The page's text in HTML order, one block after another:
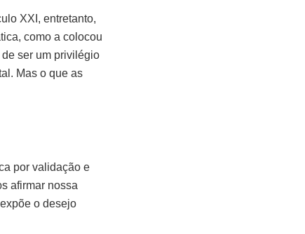
XXI, entretanto,
como a colocou
ser um privilégio
Mas o que as
por validação e
afirmar nossa
o desejo